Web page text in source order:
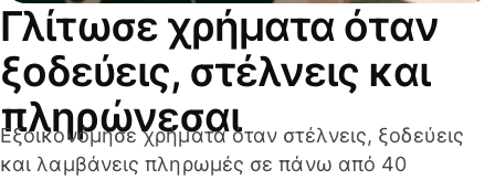
Γλίτωσε χρήματα όταν
ξοδεύεις, στέλνεις και
πληρώνεσαι
Εξοικονόμησε χρήματα όταν στέλνεις, ξοδεύεις
και λαμβάνεις πληρωμές σε πάνω από 40